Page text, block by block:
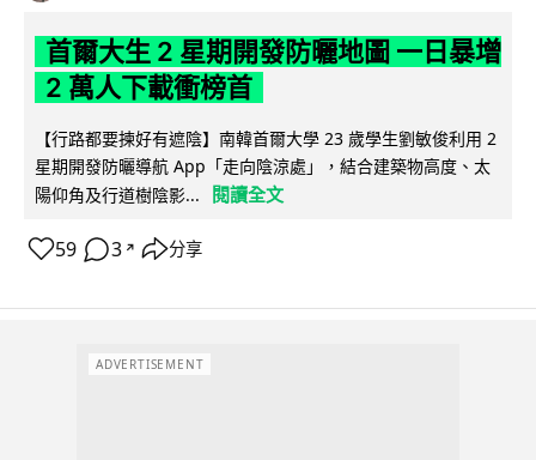
首爾大生 2 星期開發防曬地圖 一日暴增
2 萬人下載衝榜首
【行路都要揀好有遮陰】南韓首爾大學 23 歲學生劉敏俊利用 2
星期開發防曬導航 App「走向陰涼處」，結合建築物高度、太
陽仰角及行道樹陰影...
閱讀全文
59 3 ↗ 分享
ADVERTISEMENT